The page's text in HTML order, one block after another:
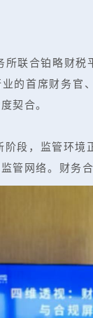
联合铂略财
的首席财务官
契合。
段，监管环
管网络。财务